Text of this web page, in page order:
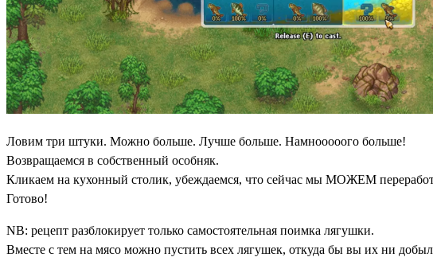
Ловим три штуки. Можно больше. Лучше больше. Намнооооого больше!
Возвращаемся в собственный особняк.
Кликаем на кухонный столик, убеждаемся, что сейчас мы МОЖЕМ
Готово!
NB: рецепт разблокирует только самостоятельная поимка лягушки.
Вместе с тем на мясо можно пустить всех лягушек, откуда бы вы их ни